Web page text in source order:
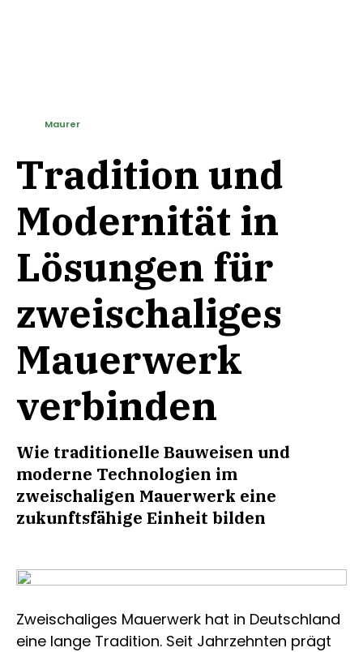
Tradition und
Modernität in
Lösungen für
zweischaliges
Mauerwerk
verbinden
Wie traditionelle Bauweisen und
moderne Technologien im
zweischaligen Mauerwerk eine
zukunftsfähige Einheit bilden
Maurer
Zweischaliges Mauerwerk hat in Deutschland
eine lange Tradition. Seit Jahrzehnten prägt